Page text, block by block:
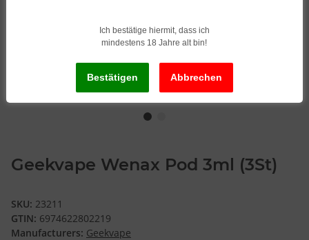
Geekvape Wenax Pod 3ml (3St)
SKU: 23211
GTIN: 6974622802219
Manufacturers: Geekvape
Ich bestätige hiermit, dass ich
mindestens 18 Jahre alt bin!